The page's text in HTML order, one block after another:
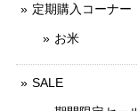
定期購入コーナー
お米
SALE